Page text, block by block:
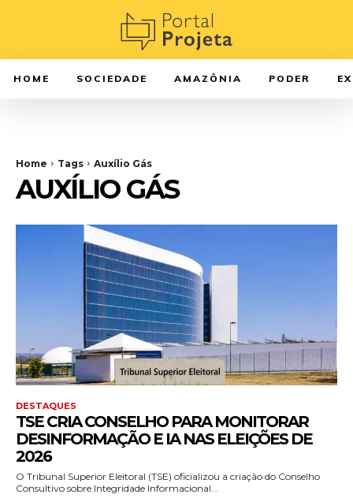
HOME SOCIEDADE AMAZÔNIA PODER
Home Tags Auxílio Gás
AUXÍLIO GÁS
DESTAQUES
TSE CRIA CONSELHO PARA MONITORAR
DESINFORMAÇÃO E IA NAS ELEIÇÕES DE
2026
O Tribunal Superior Eleitoral (TSE) oficializou a criação do Conselho
Consultivo sobre Integridade Informacional...